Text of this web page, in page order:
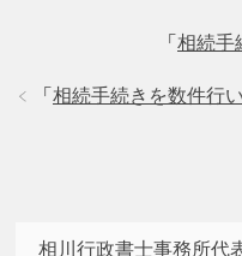
「 相続手
「 相続手続きを数件行
相川行政書士事務所代